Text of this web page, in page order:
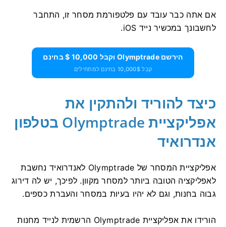
אם אתה כבר עובד עם פלטפורמת מסחר זו, התחבר
לחשבונך במכשיר נייד iOS.
הירשם Olymptrade וקבל 10,000 $ בחינם
קבל 10,000$ בחינם למתחילים
כיצד להוריד ולהתקין את
אפליקציית Olymptrade בטלפון
אנדרואיד
אפליקציית המסחר של Olymptrade לאנדרואיד נחשבת
לאפליקציה הטובה ביותר למסחר מקוון. לפיכך, יש לה דירוג
גבוה בחנות, וגם לא יהיו בעיות במסחר והעברת כספים.
הורידו את אפליקציית Olymptrade הרשמית לנייד מחנות